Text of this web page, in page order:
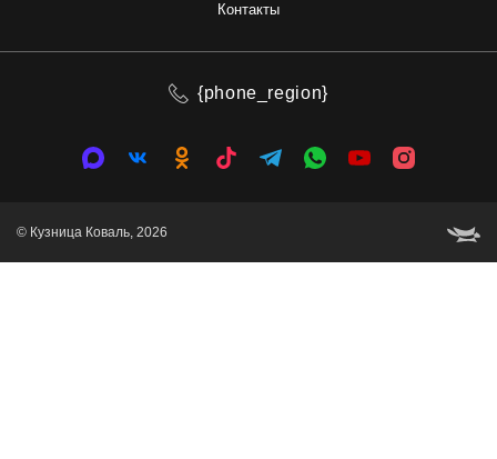
Контакты
{phone_region}
© Кузница Коваль, 2026